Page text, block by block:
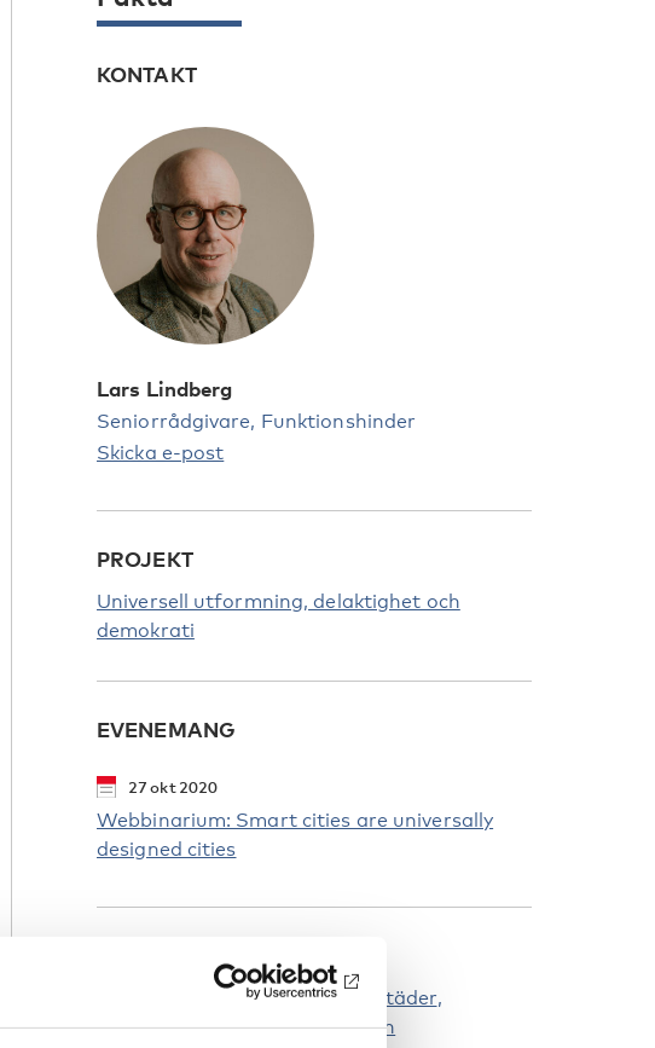
KONTAKT
Lars Lindberg
Seniorrådgivare, Funktionshinder
Skicka e-post
PROJEKT
Universell utformning, delaktighet och
demokrati
EVENEMANG
27 okt 2020
Webbinarium: Smart cities are universally
designed cities
Funktionshinder Tillgängliga städer
Tillgänglighet Universell design